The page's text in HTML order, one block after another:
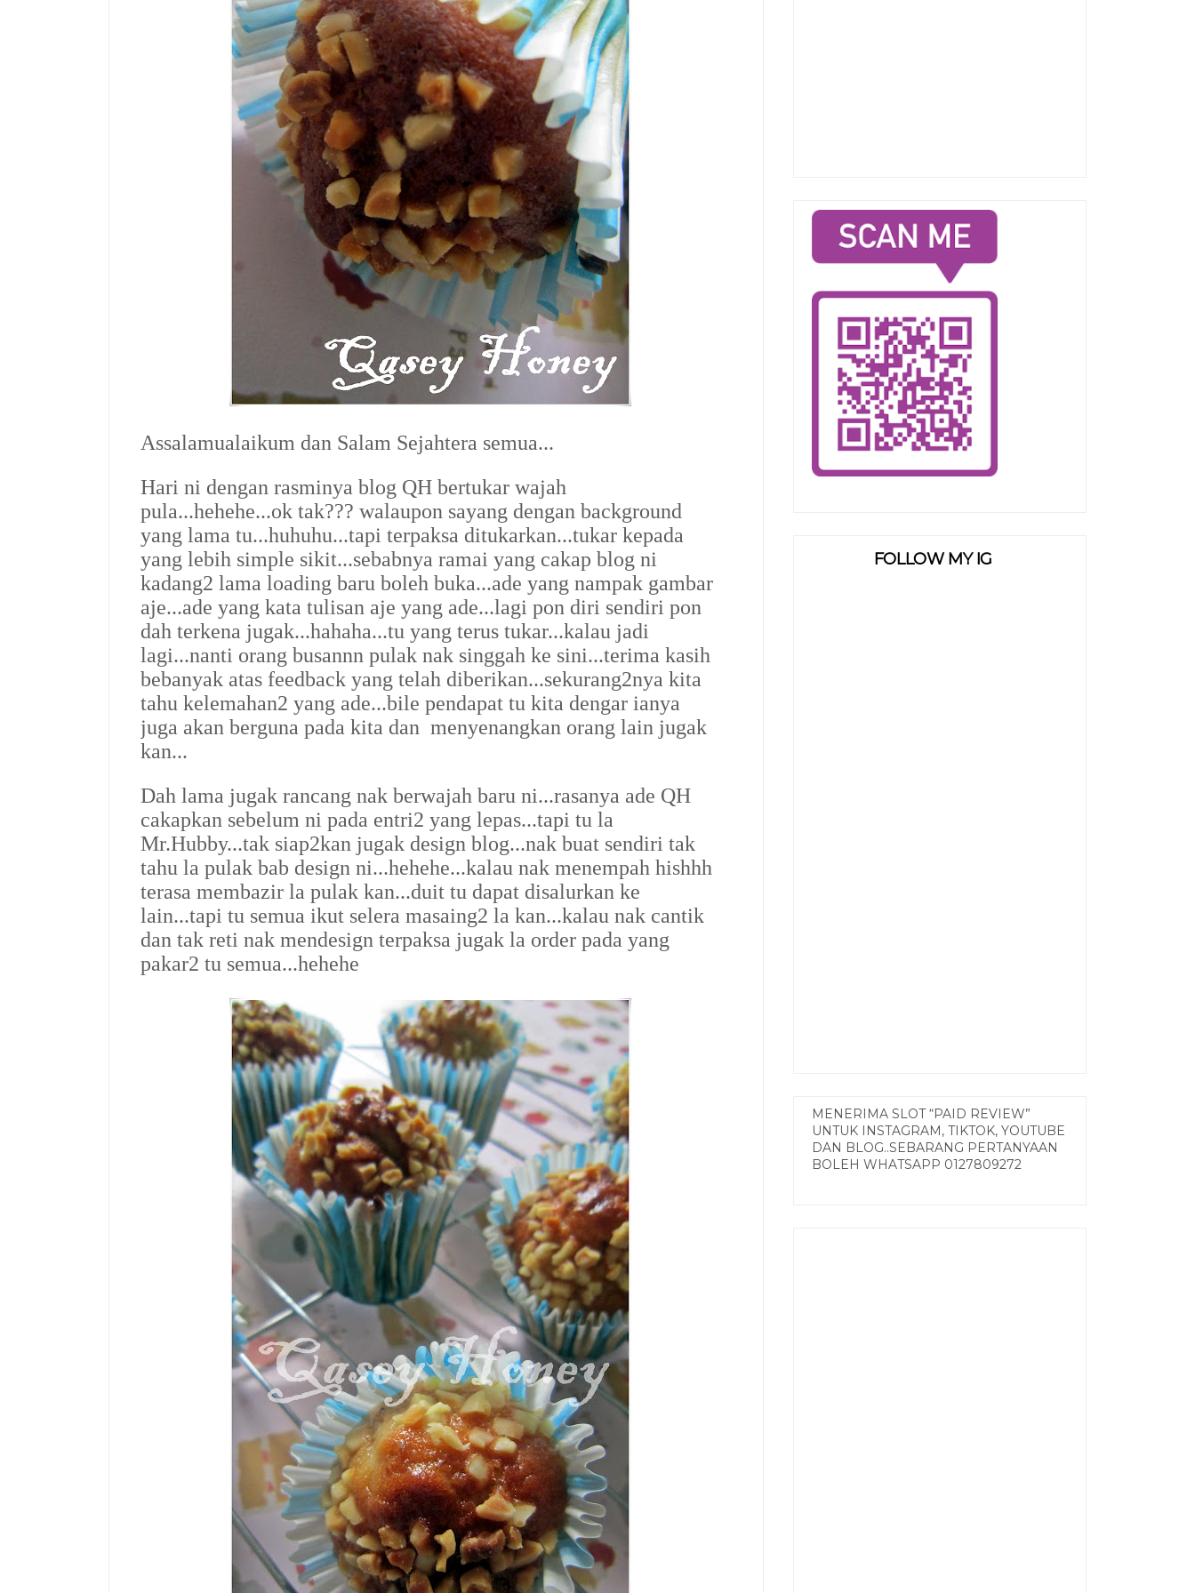
Assalamualaikum dan Salam Sejahtera semua...
Hari ni dengan rasminya blog QH bertukar wajah
pula...hehehe...ok tak??? walaupon sayang dengan background
yang lama tu...huhuhu...tapi terpaksa ditukarkan...tukar kepada
yang lebih simple sikit...sebabnya ramai yang cakap blog ni
kadang2 lama loading baru boleh buka...ade yang nampak gambar
aje...ade yang kata tulisan aje yang ade...lagi pon diri sendiri pon
dah terkena jugak...hahaha...tu yang terus tukar...kalau jadi
lagi...nanti orang busannn pulak nak singgah ke sini...terima kasih
bebanyak atas feedback yang telah diberikan...sekurang2nya kita
tahu kelemahan2 yang ade...bile pendapat tu kita dengar ianya
juga akan berguna pada kita dan menyenangkan orang lain jugak
kan...
Dah lama jugak rancang nak berwajah baru ni...rasanya ade QH
cakapkan sebelum ni pada entri2 yang lepas...tapi tu la
Mr.Hubby...tak siap2kan jugak design blog...nak buat sendiri tak
tahu la pulak bab design ni...hehehe...kalau nak menempah hishhh
terasa membazir la pulak kan...duit tu dapat disalurkan ke
lain...tapi tu semua ikut selera masaing2 la kan...kalau nak cantik
dan tak reti nak mendesign terpaksa jugak la order pada yang
pakar2 tu semua...hehehe
FOLLOW MY IG
MENERIMA SLOT “PAID REVIEW”
UNTUK INSTAGRAM, TIKTOK, YOUTUBE
DAN BLOG..SEBARANG PERTANYAAN
BOLEH WHATSAPP 0127809272